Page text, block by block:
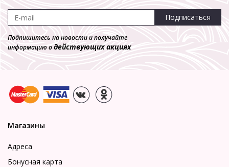
Подписаться
Подпишитесь на новости и получайте
информацию одействующих акциях
Магазины
Адреса
Бонусная карта